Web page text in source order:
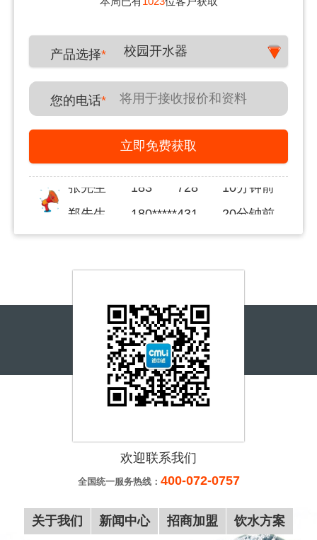
产品选择* 校园开水器
您的电话*
立即免费获取
宋先生
155*****217
一小时前
156*****280
187*****999
180*****378
137*****559
188*****516
张先生
183*****728 10分钟前
欢迎联系我们
全国统一服务热线： 400-072-0757
关于我们 新闻中心 招商加盟 饮水方案